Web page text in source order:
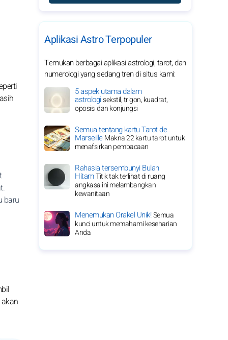
baru
Aplikasi Astro Terpopuler
Temukan berbagai aplikasi astrologi, tarot, dan
numerologi yang sedang tren di situs kami:
5 aspek utama dalam
astrologisekstil, trigon, kuadrat,
oposisi dan konjungsi
Semua tentang kartu Tarot de
MarseilleMakna 22 kartu tarot untuk
menafsirkan pembacaan
Rahasia tersembunyi Bulan
HitamTitik tak terlihat di ruang
angkasa ini melambangkan
kewanitaan
Menemukan Orakel Unik!Semua
kunci untuk memahami keseharian
Anda